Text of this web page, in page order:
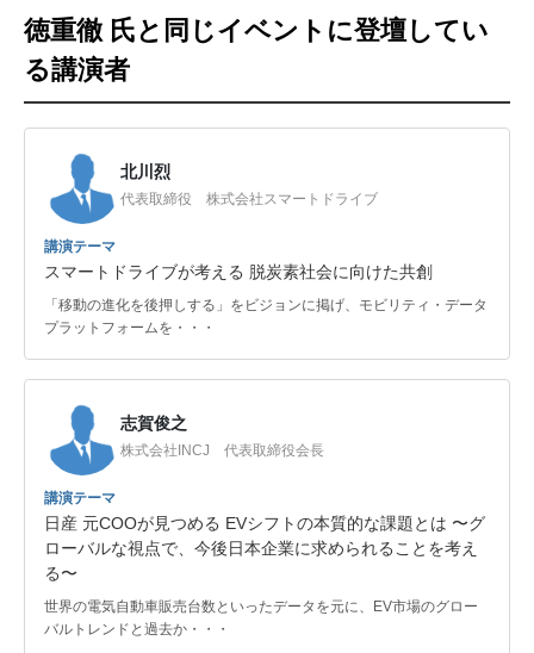
徳重徹 氏と同じイベントに登壇してい
る講演者
北川烈
代表取締役 株式会社スマートドライブ
講演テーマ
スマートドライブが考える 脱炭素社会に向けた共創
「移動の進化を後押しする」をビジョンに掲げ、モビリティ・データ
プラットフォームを・・・
志賀俊之
株式会社INCJ 代表取締役会長
講演テーマ
日産 元COOが見つめる EVシフトの本質的な課題とは 〜グ
ローバルな視点で、今後日本企業に求められることを考え
る〜
世界の電気自動車販売台数といったデータを元に、EV市場のグロー
バルトレンドと過去か・・・